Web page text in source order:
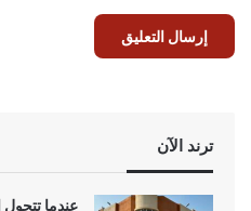
ترند الآن
عندما